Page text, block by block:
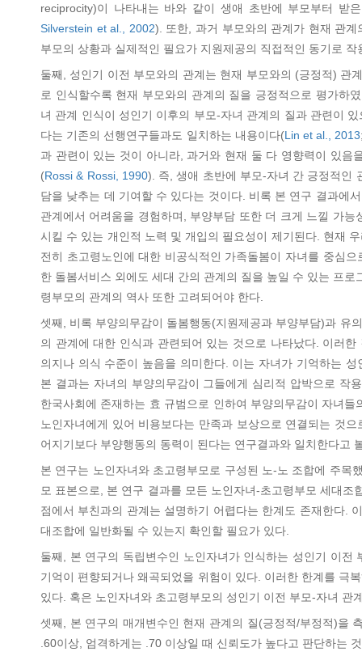
reciprocity)이 나타내는 바와 같이 생애 초반에 부모부터 받
Silverstein et al., 2002). 또한, 과거 부모와의 관계가 현재 관
부모의 상황과 실제적인 필요가 지원제공의 직접적인 동기로
둘째, 성인기 이전 부모와의 관계는 현재 부모와의 (긍정적) 관
로 인식할수록 현재 부모와의 관계의 질을 긍정적으로 평가하
녀 관계 인식이 성인기 이후의 부모-자녀 관계의 질과 관련이 있
다는 기존의 선행연구들과도 일치하는 내용이다(Lin et al., 2013
과 관련이 있는 것이 아니라, 과거와 현재 둘 다 영향력이 있음
(Rossi & Rossi, 1990). 즉, 생애 초반에 부모-자녀 간 긍정적인
담을 낮추는 데 기여할 수 있다는 것이다. 비록 본 연구 결과에
관계에서 어려움을 경험하며, 부양부담 또한 더 크게 느낄 가
시킬 수 있는 개인적 노력 및 개입의 필요성이 제기된다. 현재
전히 초고령노인에 대한 비공식적인 가족돌봄이 자녀를 중심
한 돌봄서비스 외에도 세대 간의 관계의 질을 높일 수 있는 프
령부모의 관계의 역사 또한 고려되어야 한다.
셋째, 비록 부양의무감이 돌봄행동(지원제공과 부양부담)과 유
의 관계에 대한 인식과 관련되어 있는 것으로 나타났다. 이러
의지나 의식 수준이 높음을 의미한다. 이는 자녀가 기억하는
본 결과는 자녀의 부양의무감이 그들에게 심리적 압박으로 작
한국사회에 존재하는 효 규범으로 인하여 부양의무감이 자녀
노인자녀에게 있어 비용보다는 만족과 보상으로 연결되는 것
어지기보다 부양행동의 동력이 된다는 연구결과와 일치한다고
본 연구는 노인자녀와 초고령부모로 구성된 노-노 조합에 주
모 표본으로, 본 연구 결과를 모든 노인자녀-초고령부모 세대
점에서 부친과의 관계는 설명하기 어렵다는 한계도 존재한다.
대조합에 일반화될 수 있는지 확인할 필요가 있다.
둘째, 본 연구의 독립변수인 노인자녀가 인식하는 성인기 이
기억이 편향되거나 왜곡되었을 위험이 있다. 이러한 한계를 극
있다. 혹은 노인자녀와 초고령부모의 성인기 이전 부모-자녀
셋째, 본 연구의 매개변수인 현재 관계의 질(긍정적/부정적)을
.60이상, 엄격하게는 .70 이상일 때 신뢰도가 높다고 판단하는